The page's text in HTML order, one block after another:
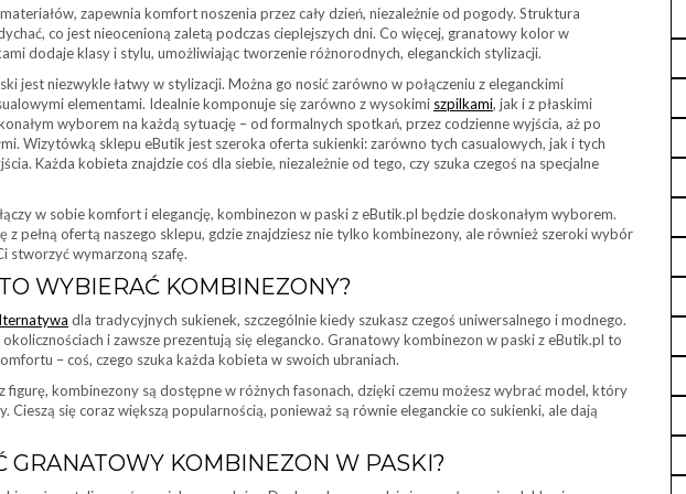
zapewnia komfort noszenia przez cały dzień, niezależnie od pogody. Struktura
co jest nieocenioną zaletą podczas cieplejszych dni. Co więcej, granatowy kolor w
dodaje klasy i stylu, umożliwiając tworzenie różnorodnych, eleganckich stylizacji.
jest niezwykle łatwy w stylizacji. Można go nosić zarówno w połączeniu z eleganckimi
elementami. Idealnie komponuje się zarówno z wysokimi szpilkami, jak i z płaskimi
wyborem na każdą sytuację – od formalnych spotkań, przez codzienne wyjścia, aż po
Wizytówką sklepu eButik jest szeroka oferta sukienki: zarówno tych casualowych, jak i tych
Każda kobieta znajdzie coś dla siebie, niezależnie od tego, czy szuka czegoś na specjalne
w sobie komfort i elegancję, kombinezon w paski z eButik.pl będzie doskonałym wyborem.
z pełną ofertą naszego sklepu, gdzie znajdziesz nie tylko kombinezony, ale również szeroki wybór
stworzyć wymarzoną szafę.
WYBIERAĆ KOMBINEZONY?
dla tradycyjnych sukienek, szczególnie kiedy szukasz czegoś uniwersalnego i modnego.
i zawsze prezentują się elegancko. Granatowy kombinezon w paski z eButik.pl to
– coś, czego szuka każda kobieta w swoich ubraniach.
figurę, kombinezony są dostępne w różnych fasonach, dzięki czemu możesz wybrać model, który
Cieszą się coraz większą popularnością, ponieważ są równie eleganckie co sukienki, ale dają
GRANATOWY KOMBINEZON W PASKI?